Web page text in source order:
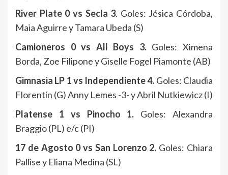
River Plate 0 vs Secla 3. Goles: Jésica Córdoba,
Maia Aguirre y Tamara Ubeda (S)
Camioneros 0 vs All Boys 3.Goles: Ximena
Borda, Zoe Filipone y Giselle Fogel Piamonte (AB)
Gimnasia LP 1 vs Independiente 4. Goles: Claudia
Florentín (G) Anny Lemes -3- y Abril Nutkiewicz (I)
Platense 1 vs Pinocho 1. Goles: Alexandra
Braggio (PL) e/c (PI)
17 de Agosto 0 vs San Lorenzo 2. Goles: Chiara
Pallise y Eliana Medina (SL)